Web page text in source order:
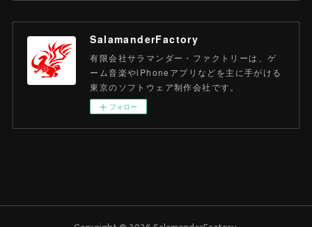
SalamanderFactory
有限会社サラマンダー・ファクトリーは、ゲ
ーム音楽やiPhoneアプリなどを主に手がける
東京のソフトウェア制作会社です。
フォロー